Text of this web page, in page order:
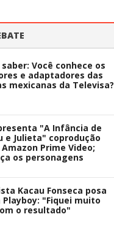
Você conhece os
e adaptadores das
mexicanas da Televisa?
"A Infância de
e Julieta" coprodução
Prime Video;
os personagens
Kacau Fonseca posa
Playboy: "Fiquei muito
o resultado"